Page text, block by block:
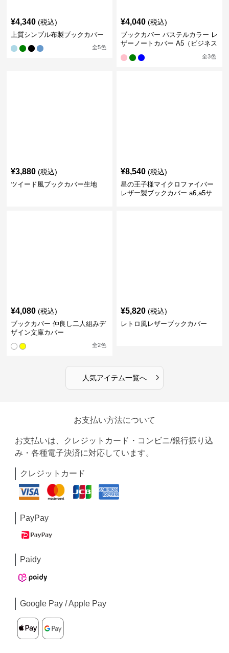
¥4,340 (税込)
上質シンプル布製ブックカバー
全5色
¥4,040 (税込)
ブックカバー パステルカラー レ
ザーノートカバー A5（ビジネス
全3色
¥3,880 (税込)
ツイード風ブックカバー生地
¥8,540 (税込)
星の王子様マイクロファイバー
レザー製ブックカバー a6,a5サ
¥4,080 (税込)
ブックカバー 仲良し二人組みデ
ザイン文庫カバー
全2色
¥5,820 (税込)
レトロ風レザーブックカバー
人気アイテム一覧へ ›
お支払い方法について
お支払いは、クレジットカード・コンビニ/銀行振り込
み・各種電子決済に対応しています。
クレジットカード
PayPay
Paidy
Google Pay / Apple Pay